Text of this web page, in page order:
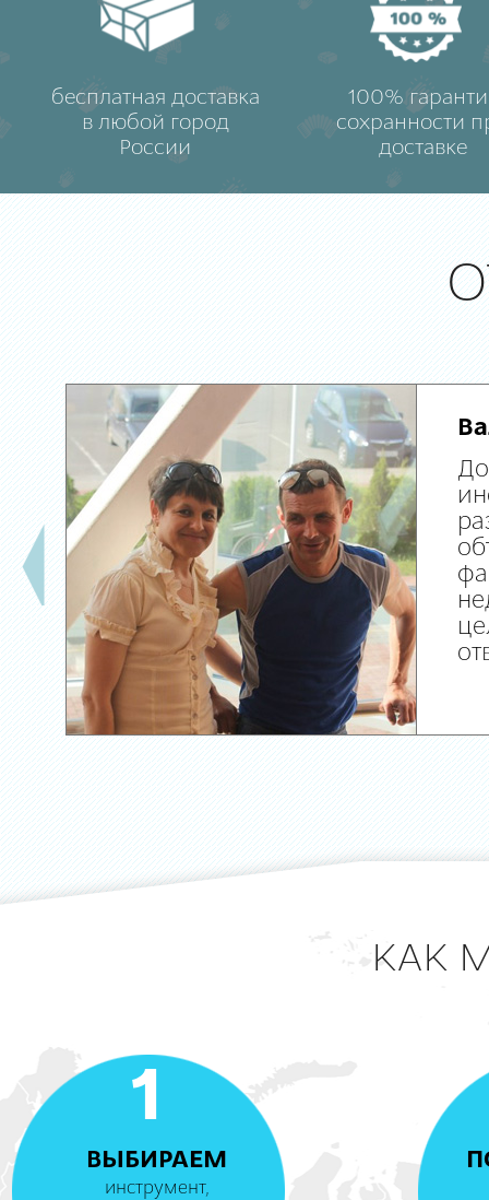
бесплатная доставка
в любой город
России
100%
сохранности
доставке
КАК
1
ВЫБИРАЕМ
инструмент,